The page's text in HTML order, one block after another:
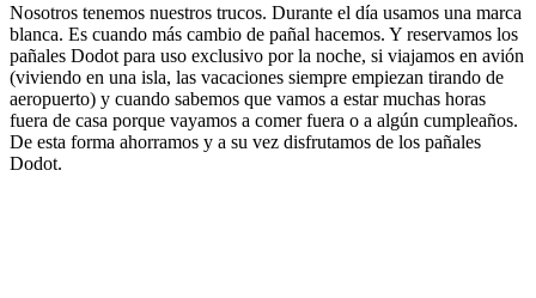
Nosotros tenemos nuestros trucos. Durante el día usamos una marca
blanca. Es cuando más cambio de pañal hacemos. Y reservamos los
pañales Dodot para uso exclusivo por la noche, si viajamos en avión
(viviendo en una isla, las vacaciones siempre empiezan tirando de
aeropuerto) y cuando sabemos que vamos a estar muchas horas
fuera de casa porque vayamos a comer fuera o a algún cumpleaños.
De esta forma ahorramos y a su vez disfrutamos de los pañales
Dodot.